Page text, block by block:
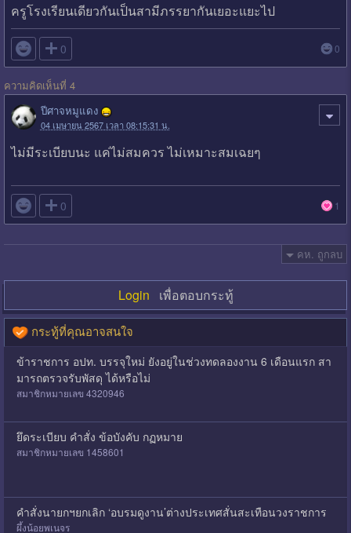
ครูโรงเรียนเดียวกันเป็นสามีภรรยากันเยอะแยะไป
 0 0
ความคิดเห็นที่ 4
ปีศาจหมูแดง
04 เมษายน 2567 เวลา 08:15:31 น.
ไม่มีระเบียบนะ แค่ไม่สมควร ไม่เหมาะสมเฉยๆ
 0 1
คห. ถูกลบ
Login เพื่อตอบกระทู้
กระทู้ที่คุณอาจสนใจ
ข้าราชการ อปท. บรรจุใหม่ ยังอยู่ในช่วงทดลองงาน 6 เดือนแรก สา
มารถตรวจรับพัสดุ ได้หรือไม่
สมาชิกหมายเลข 4320946
ยึดระเบียบ คำสั่ง ข้อบังคับ กฏหมาย
สมาชิกหมายเลข 1458601
คำสั่งนายกฯยกเลิก ‘อบรมดูงาน’ต่างประเทศสั่นสะเทือนวงราชการ
ผึ้งน้อยพเนจร